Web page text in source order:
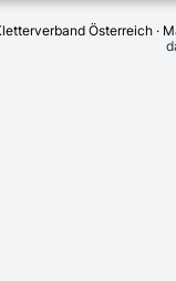
Österreich ·